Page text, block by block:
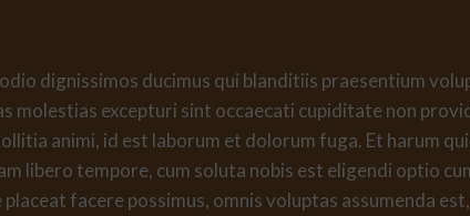
dignissimos ducimus qui blanditiis praesentium
molestias excepturi sint occaecati cupiditate non
animi, id est laborum et dolorum fuga. Et harum
libero tempore, cum soluta nobis est eligendi optio
facere possimus, omnis voluptas assumenda